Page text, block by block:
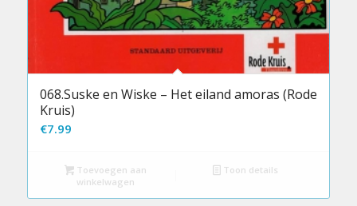
068.Suske en Wiske – Het eiland amoras (Rode
Kruis)
€7.99
Toevoegen aan
winkelwagen
Toon details